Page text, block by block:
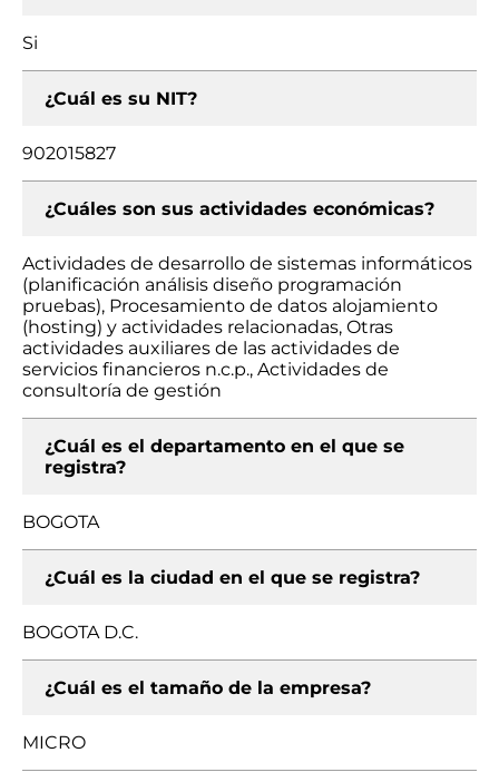
Si
¿Cuál es su NIT?
902015827
¿Cuáles son sus actividades económicas?
Actividades de desarrollo de sistemas informáticos
(planificación análisis diseño programación
pruebas), Procesamiento de datos alojamiento
(hosting) y actividades relacionadas, Otras
actividades auxiliares de las actividades de
servicios financieros n.c.p., Actividades de
consultoría de gestión
¿Cuál es el departamento en el que se
registra?
BOGOTA
¿Cuál es la ciudad en el que se registra?
BOGOTA D.C.
¿Cuál es el tamaño de la empresa?
MICRO